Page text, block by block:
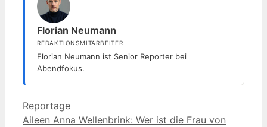
Florian Neumann
REDAKTIONSMITARBEITER
Florian Neumann ist Senior Reporter bei
Abendfokus.
Kategorien
Reportage
Aileen Anna Wellenbrink: Wer ist die Frau von